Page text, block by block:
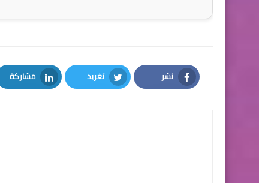
نشر
Facebook
تغريد
Twitter
مشاركة
LinkedIn